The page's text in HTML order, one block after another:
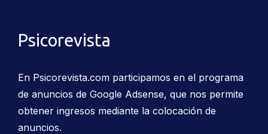
Psicorevista
En Psicorevista.com participamos en el programa
de anuncios de Google Adsense, que nos permite
obtener ingresos mediante la colocación de
anuncios.